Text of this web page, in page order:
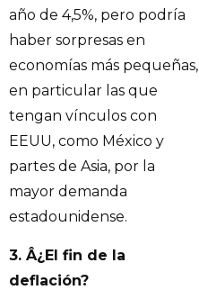
año de 4,5%, pero podría
haber sorpresas en
economías más pequeñas,
en particular las que
tengan vínculos con
EEUU, como México y
partes de Asia, por la
mayor demanda
estadounidense.
3. Â¿El fin de la
deflación?